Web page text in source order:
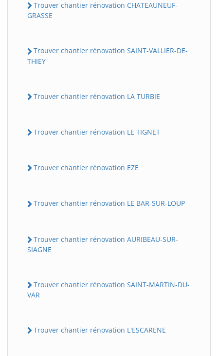
Trouver chantier rénovation CHATEAUNEUF-
GRASSE
Trouver chantier rénovation SAINT-VALLIER-DE-
THIEY
Trouver chantier rénovation LA TURBIE
Trouver chantier rénovation LE TIGNET
Trouver chantier rénovation EZE
Trouver chantier rénovation LE BAR-SUR-LOUP
Trouver chantier rénovation AURIBEAU-SUR-
SIAGNE
Trouver chantier rénovation SAINT-MARTIN-DU-
VAR
Trouver chantier rénovation L'ESCARENE